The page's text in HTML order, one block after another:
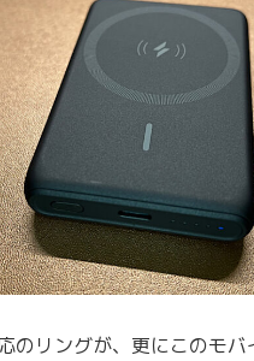
のリングが、更にこのモバ